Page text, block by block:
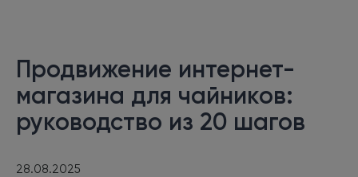
Продвижение интернет-
магазина для чайников:
руководство из 20 шагов
28.08.2025